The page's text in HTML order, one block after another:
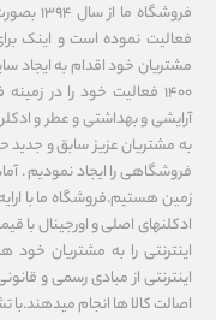
فعالیت نموده است و اینک
مشتریان خود اقدام به ایجاد
1400 فعالیت خود را در
آرایشی و بهداشتی و عطر و
به مشتریان عزیز سابق و جدید
فروشگاهی را ایجاد نمودیم .
زمین هستیم.فروشگاه ما با
ادکلنهای اصلی و اورجینال
اینترنتی را به مشتریان
اینترنتی از مبادی رسمی و
اصالت کالا ها انجام میدهند.با